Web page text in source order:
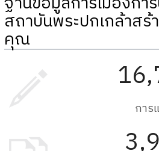
สถาบันพระปกเกล้าสร้
คุณ
การ